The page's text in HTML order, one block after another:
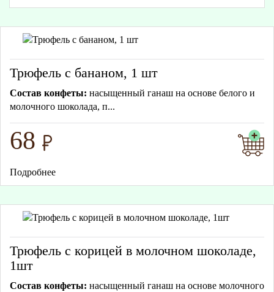
Трюфель с бананом, 1 шт
Состав конфеты: насыщенный ганаш на основе белого и
молочного шоколада, п...
68
Подробнее
Трюфель с корицей в молочном шоколаде,
1шт
Состав конфеты: насыщенный ганаш на основе молочного